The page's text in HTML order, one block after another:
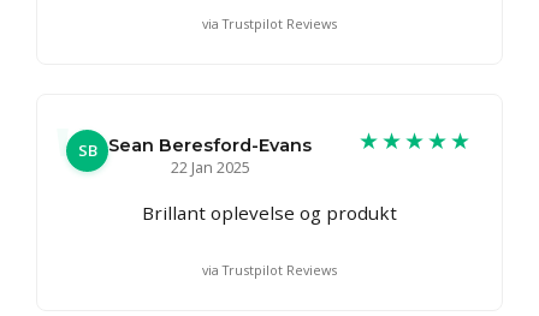
via Trustpilot Reviews
SB Sean Beresford-Evans
22 Jan 2025
★★★★★
Brillant oplevelse og produkt
via Trustpilot Reviews